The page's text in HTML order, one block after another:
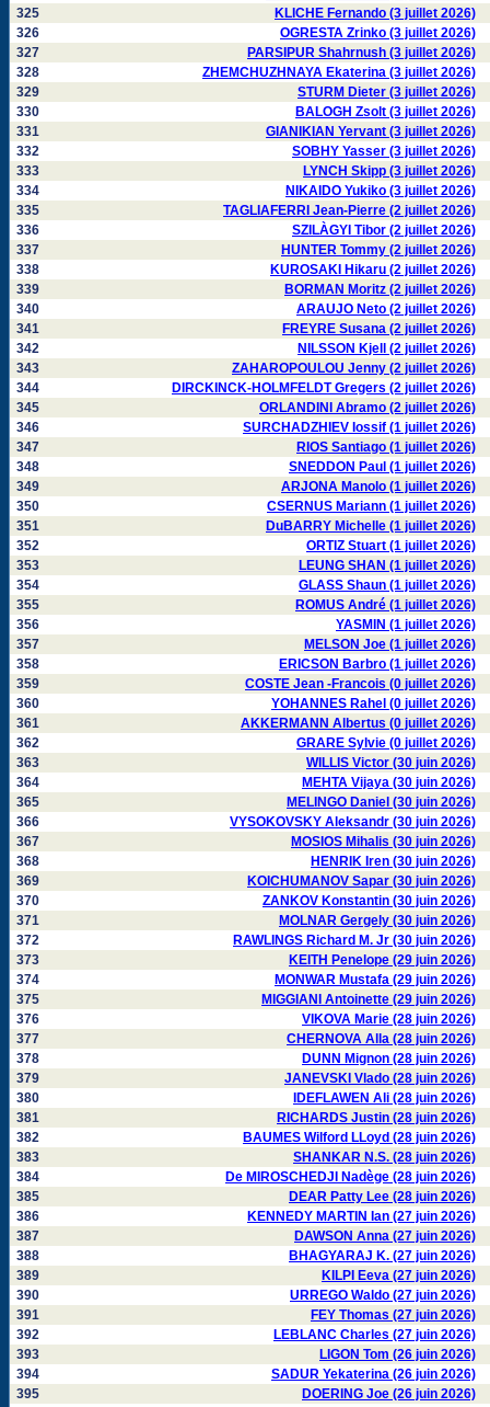
325
KLICHE Fernando (3 juillet 2026)
326
OGRESTA Zrinko (3 juillet 2026)
327
PARSIPUR Shahrnush (3 juillet 2026)
328
ZHEMCHUZHNAYA Ekaterina (3 juillet 2026)
329
STURM Dieter (3 juillet 2026)
330
BALOGH Zsolt (3 juillet 2026)
331
GIANIKIAN Yervant (3 juillet 2026)
332
SOBHY Yasser (3 juillet 2026)
333
LYNCH Skipp (3 juillet 2026)
334
NIKAIDO Yukiko (3 juillet 2026)
335
TAGLIAFERRI Jean-Pierre (2 juillet 2026)
336
SZILÀGYI Tibor (2 juillet 2026)
337
HUNTER Tommy (2 juillet 2026)
338
KUROSAKI Hikaru (2 juillet 2026)
339
BORMAN Moritz (2 juillet 2026)
340
ARAUJO Neto (2 juillet 2026)
341
FREYRE Susana (2 juillet 2026)
342
NILSSON Kjell (2 juillet 2026)
343
ZAHAROPOULOU Jenny (2 juillet 2026)
344
DIRCKINCK-HOLMFELDT Gregers (2 juillet 2026)
345
ORLANDINI Abramo (2 juillet 2026)
346
SURCHADZHIEV Iossif (1 juillet 2026)
347
RIOS Santiago (1 juillet 2026)
348
SNEDDON Paul (1 juillet 2026)
349
ARJONA Manolo (1 juillet 2026)
350
CSERNUS Mariann (1 juillet 2026)
351
DuBARRY Michelle (1 juillet 2026)
352
ORTIZ Stuart (1 juillet 2026)
353
LEUNG SHAN (1 juillet 2026)
354
GLASS Shaun (1 juillet 2026)
355
ROMUS André (1 juillet 2026)
356
YASMIN (1 juillet 2026)
357
MELSON Joe (1 juillet 2026)
358
ERICSON Barbro (1 juillet 2026)
359
COSTE Jean -Francois (0 juillet 2026)
360
YOHANNES Rahel (0 juillet 2026)
361
AKKERMANN Albertus (0 juillet 2026)
362
GRARE Sylvie (0 juillet 2026)
363
WILLIS Victor (30 juin 2026)
364
MEHTA Vijaya (30 juin 2026)
365
MELINGO Daniel (30 juin 2026)
366
VYSOKOVSKY Aleksandr (30 juin 2026)
367
MOSIOS Mihalis (30 juin 2026)
368
HENRIK Iren (30 juin 2026)
369
KOICHUMANOV Sapar (30 juin 2026)
370
ZANKOV Konstantin (30 juin 2026)
371
MOLNAR Gergely (30 juin 2026)
372
RAWLINGS Richard M. Jr (30 juin 2026)
373
KEITH Penelope (29 juin 2026)
374
MONWAR Mustafa (29 juin 2026)
375
MIGGIANI Antoinette (29 juin 2026)
376
VIKOVA Marie (28 juin 2026)
377
CHERNOVA Alla (28 juin 2026)
378
DUNN Mignon (28 juin 2026)
379
JANEVSKI Vlado (28 juin 2026)
380
IDEFLAWEN Ali (28 juin 2026)
381
RICHARDS Justin (28 juin 2026)
382
BAUMES Wilford LLoyd (28 juin 2026)
383
SHANKAR N.S. (28 juin 2026)
384
De MIROSCHEDJI Nadège (28 juin 2026)
385
DEAR Patty Lee (28 juin 2026)
386
KENNEDY MARTIN Ian (27 juin 2026)
387
DAWSON Anna (27 juin 2026)
388
BHAGYARAJ K. (27 juin 2026)
389
KILPI Eeva (27 juin 2026)
390
URREGO Waldo (27 juin 2026)
391
FEY Thomas (27 juin 2026)
392
LEBLANC Charles (27 juin 2026)
393
LIGON Tom (26 juin 2026)
394
SADUR Yekaterina (26 juin 2026)
395
DOERING Joe (26 juin 2026)